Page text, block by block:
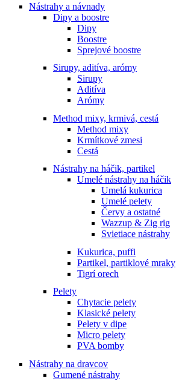
Nástrahy a návnady
Dipy a boostre
Dipy
Boostre
Sprejové boostre
Sirupy, aditíva, arómy
Sirupy
Aditíva
Arómy
Method mixy, krmivá, cestá
Method mixy
Krmítkové zmesi
Cestá
Nástrahy na háčik, partikel
Umelé nástrahy na háčik
Umelá kukurica
Umelé pelety
Červy a ostatné
Wazzup & Zig rig
Svietiace nástrahy
Kukurica, puffi
Partikel, partiklové mraky
Tigrí orech
Pelety
Chytacie pelety
Klasické pelety
Pelety v dipe
Micro pelety
PVA bomby
Nástrahy na dravcov
Gumené nástrahy